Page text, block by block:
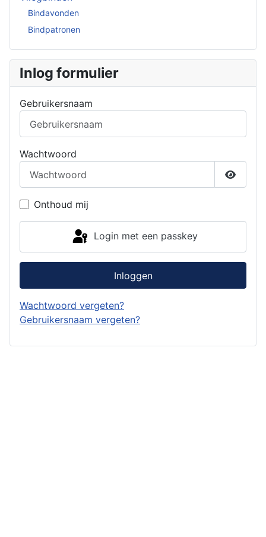
Bindavonden
Bindpatronen
Inlog formulier
Gebruikersnaam
Wachtwoord
Toon
Onthoud mij
Login met een passkey
Inloggen
Wachtwoord vergeten?
Gebruikersnaam vergeten?